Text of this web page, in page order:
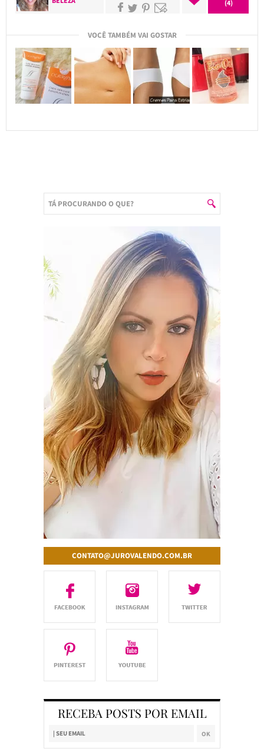
(4)
VOCÊ TAMBÉM VAI GOSTAR
CONTATO@JUROVALENDO.COM.BR
RECEBA POSTS POR EMAIL